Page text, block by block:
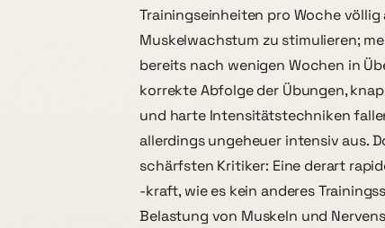
Trainingseinheiten pro Woche völlig
Muskelwachstum zu stimulieren;
bereits nach wenigen Wochen in
korrekte Abfolge der Übungen,
und harte Intensitätstechniken
allerdings ungeheuer intensiv aus.
schärfsten Kritiker: Eine derart
-kraft, wie es kein anderes
Belastung von Muskeln und